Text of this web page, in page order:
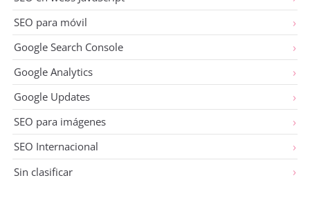
SEO para móvil
Google Search Console
Google Analytics
Google Updates
SEO para imágenes
SEO Internacional
Sin clasificar